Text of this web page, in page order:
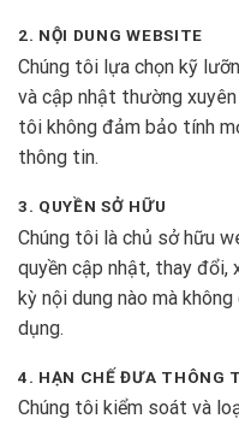
2. NỘI DUNG WEBSITE
Chúng tôi lựa chọn kỹ
và cập nhật thường
tôi không đảm bảo tính
thông tin.
3. QUYỀN SỞ HỮU
Chúng tôi là chủ sở hữu
quyền cập nhật, thay đổi,
kỳ nội dung nào mà
dụng.
4. HẠN CHẾ ĐƯA THÔNG
Chúng tôi kiểm soát và